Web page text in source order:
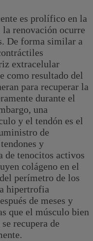
es prolífico en la
renovación ocurre
De forma similar a
extracelular
como resultado del
para recuperar la
durante el
una
y el tendón es el
de
y
de tenocitos activos
colágeno en el
perímetro de los
hipertrofia
de meses y
que el músculo bien
recupera de